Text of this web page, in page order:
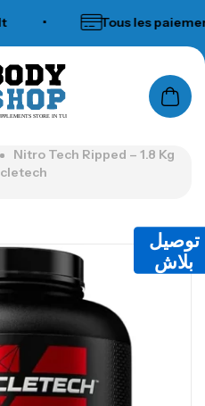
Tous les
STORE IN TUNISIA
Nitro Tech Ripped – 1.8 Kg
توصيل
بلاش